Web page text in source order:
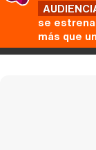
se
más que